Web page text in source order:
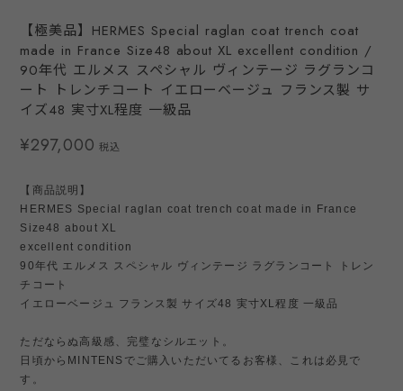
【極美品】HERMES Special raglan coat trench coat
made in France Size48 about XL excellent condition /
90年代 エルメス スペシャル ヴィンテージ ラグランコ
ート トレンチコート イエローベージュ フランス製 サ
イズ48 実寸XL程度 一級品
¥297,000 税込
【商品説明】
HERMES Special raglan coat trench coat made in France
Size48 about XL
excellent condition
90年代 エルメス スペシャル ヴィンテージ ラグランコート トレン
チコート
イエローベージュ フランス製 サイズ48 実寸XL程度 一級品
ただならぬ高級感、完璧なシルエット。
日頃からMINTENSでご購入いただいてるお客様、これは必見で
す。